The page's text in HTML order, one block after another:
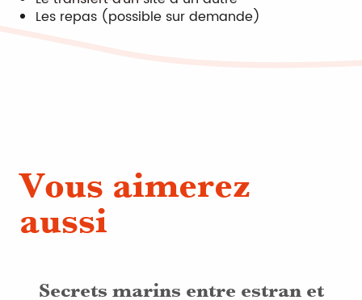
Les repas (possible sur demande)
Vous aimerez
aussi
Secrets marins entre estran et